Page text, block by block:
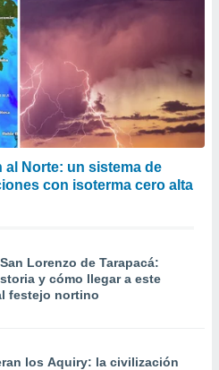
Norte: un sistema de
con isoterma cero alta
Lorenzo de Tarapacá:
y cómo llegar a este
festejo nortino
los Aquiry: la civilización